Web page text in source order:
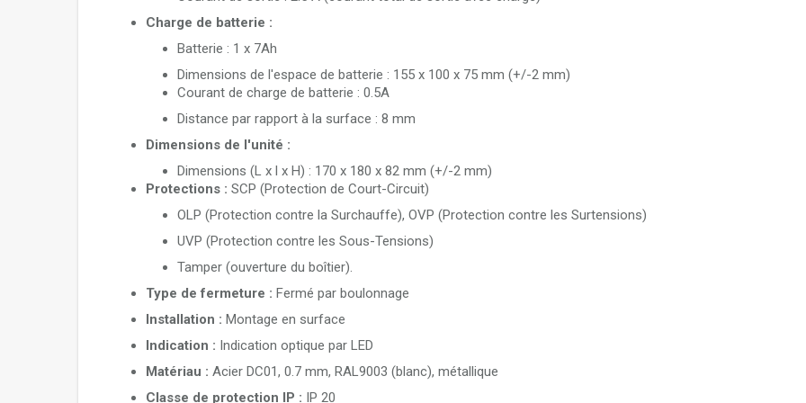
Charge de batterie :
Batterie : 1 x 7Ah
Dimensions de l'espace de batterie : 155 x 100 x 75 mm (+/-2 mm)
Courant de charge de batterie : 0.5A
Distance par rapport à la surface : 8 mm
Dimensions de l'unité :
Dimensions (L x l x H) : 170 x 180 x 82 mm (+/-2 mm)
Protections : SCP (Protection de Court-Circuit)
OLP (Protection contre la Surchauffe), OVP (Protection contre les Surtensions)
UVP (Protection contre les Sous-Tensions)
Tamper (ouverture du boîtier).
Type de fermeture : Fermé par boulonnage
Installation : Montage en surface
Indication : Indication optique par LED
Matériau : Acier DC01, 0.7 mm, RAL9003 (blanc), métallique
Classe de protection IP : IP 20